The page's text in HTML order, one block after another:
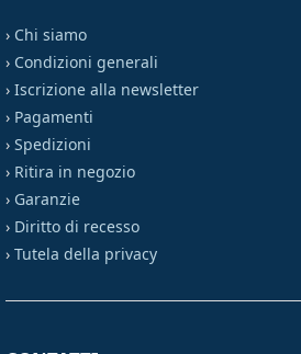
› Chi siamo
› Condizioni generali
› Iscrizione alla newsletter
› Pagamenti
› Spedizioni
› Ritira in negozio
› Garanzie
› Diritto di recesso
› Tutela della privacy